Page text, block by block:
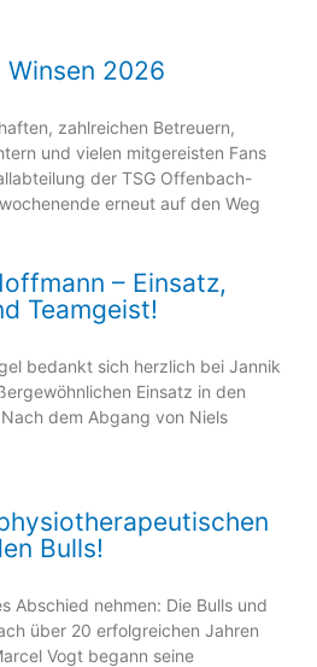
2026
zahlreichen Betreuern,
und vielen mitgereisten Fans
der TSG Offenbach-
erneut auf den Weg
– Einsatz,
Teamgeist!
bedankt sich herzlich bei Jannik
Einsatz in den
dem Abgang von Niels
Bulls!
Abschied nehmen: Die Bulls und
über 20 erfolgreichen Jahren
Vogt begann seine